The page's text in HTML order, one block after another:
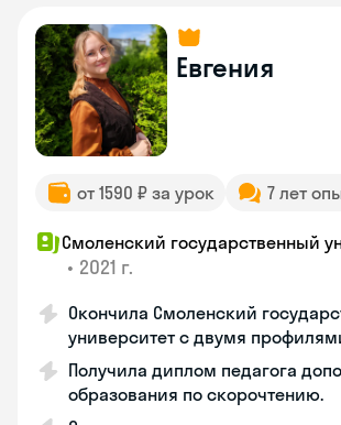
Евгения
от 1590 ₽ за урок 7 лет
Смоленский государственный
• 2021 г.
Окончила Смоленский
университет с двумя
Получила диплом педагога
образования по скорочтению.